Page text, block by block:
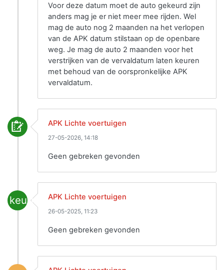
Voor deze datum moet de auto gekeurd zijn
anders mag je er niet meer mee rijden. Wel
mag de auto nog 2 maanden na het verlopen
van de APK datum stilstaan op de openbare
weg. Je mag de auto 2 maanden voor het
verstrijken van de vervaldatum laten keuren
met behoud van de oorspronkelijke APK
vervaldatum.
APK Lichte voertuigen
27-05-2026, 14:18
Geen gebreken gevonden
keuring APK Lichte voertuigen
26-05-2025, 11:23
Geen gebreken gevonden